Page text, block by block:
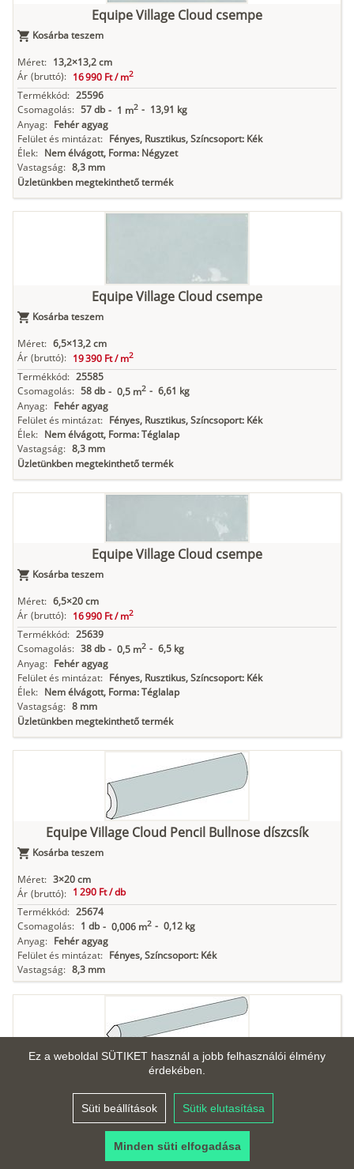
Ez a weboldal SÜTIKET használ a jobb felhasználói élmény
érdekében.
Süti beállítások Sütik elutasítása
Minden süti elfogadása
Equipe Village Cloud csempe
Kosárba teszem
Méret: 13,2×13,2 cm
Ár (bruttó): 16 990 Ft /m2
Termékkód: 25596
Csomagolás: 57 db - 1 m2 - 13,91 kg
Anyag: Fehér agyag
Felület és mintázat: Fényes, Rusztikus, Színcsoport: Kék
Élek: Nem élvágott, Forma: Négyzet
Vastagság: 8,3 mm
Üzletünkben megtekinthető termék
Equipe Village Cloud csempe
Kosárba teszem
Méret: 6,5×13,2 cm
Ár (bruttó): 19 390 Ft /m2
Termékkód: 25585
Csomagolás: 58 db - 0,5 m2 - 6,61 kg
Anyag: Fehér agyag
Felület és mintázat: Fényes, Rusztikus, Színcsoport: Kék
Élek: Nem élvágott, Forma: Téglalap
Vastagság: 8,3 mm
Üzletünkben megtekinthető termék
Equipe Village Cloud csempe
Kosárba teszem
Méret: 6,5×20 cm
Ár (bruttó): 16 990 Ft /m2
Termékkód: 25639
Csomagolás: 38 db - 0,5 m2 - 6,5 kg
Anyag: Fehér agyag
Felület és mintázat: Fényes, Rusztikus, Színcsoport: Kék
Élek: Nem élvágott, Forma: Téglalap
Vastagság: 8 mm
Üzletünkben megtekinthető termék
Equipe Village Cloud Pencil Bullnose díszcsík
Kosárba teszem
Méret: 3×20 cm
Ár (bruttó): 1 290 Ft /db
Termékkód: 25674
Csomagolás: 1 db - 0,006 m2 - 0,12 kg
Anyag: Fehér agyag
Felület és mintázat: Fényes, Színcsoport: Kék
Vastagság: 8,3 mm
Equipe Village Cloud Jolly díszcsík
1,2×20 cm
3 690 Ft /db
0,002 m2 - 0,04 kg
Fehér agyag